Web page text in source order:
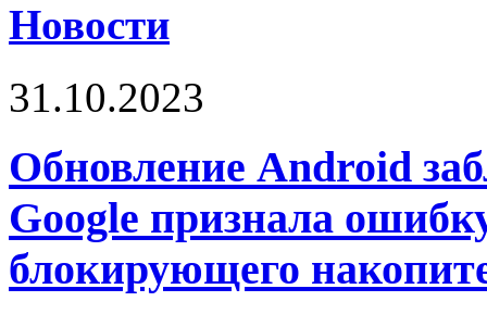
Новости
31.10.2023
Обновление Android
Google признала
блокирующего